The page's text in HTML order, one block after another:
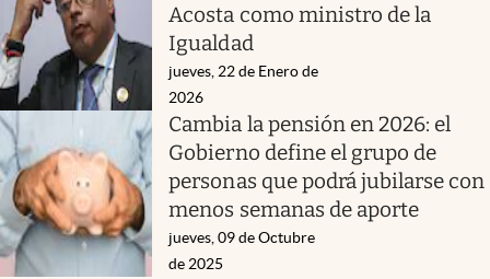
Acosta como ministro de la
Igualdad
jueves, 22 de Enero de
2026
Cambia la pensión en 2026: el
Gobierno define el grupo de
personas que podrá jubilarse con
menos semanas de aporte
jueves, 09 de Octubre
de 2025